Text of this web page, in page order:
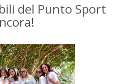
del Punto Sport